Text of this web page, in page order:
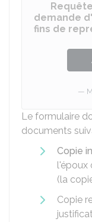
demande
fins de
Le formulaire
documents
Copie
l'époux
(la
Copie